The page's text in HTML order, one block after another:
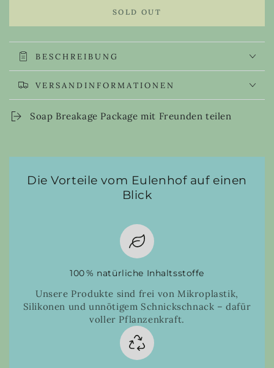
Breakage
Package
Breakage
Package
SOLD OUT
BESCHREIBUNG
VERSANDINFORMATIONEN
Soap Breakage Package mit Freunden teilen
Die Vorteile vom Eulenhof auf einen
Blick
100 % natürliche Inhaltsstoffe
Unsere Produkte sind frei von Mikroplastik,
Silikonen und unnötigem Schnickschnack – dafür
voller Pflanzenkraft.